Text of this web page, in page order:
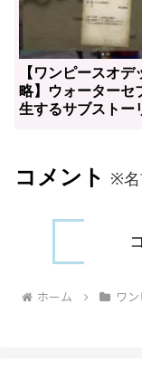
【ワンピースオデ
略】ウォーターセ
生するサブストー
コメント ※名
ホーム ワ